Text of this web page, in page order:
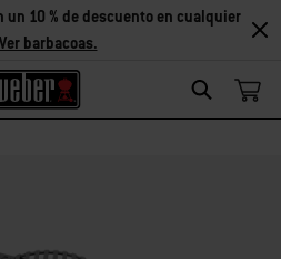
Search
un 10 % de descuento en cualquier
Ver barbacoas.